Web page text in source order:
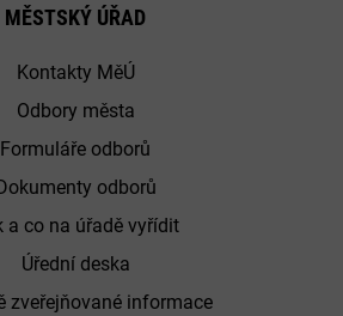
MĚSTSKÝ ÚŘAD
Kontakty MěÚ
Odbory města
Formuláře odborů
Dokumenty odborů
a co na úřadě vyřídit
Úřední deska
zveřejňované informace